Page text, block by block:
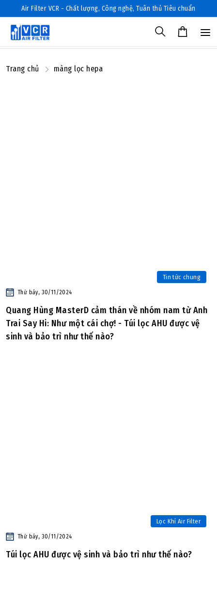
Air Filter VCR - Chất lượng, Công nghệ, Tuân thủ Tiêu chuẩn
Trang chủ màng lọc hepa
Tin tức chung
Thứ bảy, 30/11/2024
Quang Hùng MasterD cảm thán về nhóm nam từ Anh
Trai Say Hi: Như một cái chợ! - Túi lọc AHU được vệ
sinh và bảo trì như thế nào?
Lọc Khí Air Filter
Thứ bảy, 30/11/2024
Túi lọc AHU được vệ sinh và bảo trì như thế nào?